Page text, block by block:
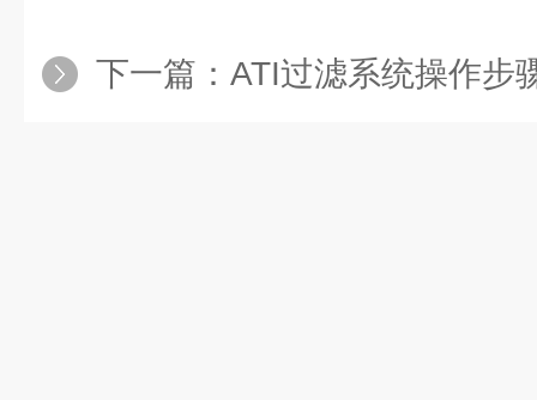
下一篇： ATI过滤系统操作步